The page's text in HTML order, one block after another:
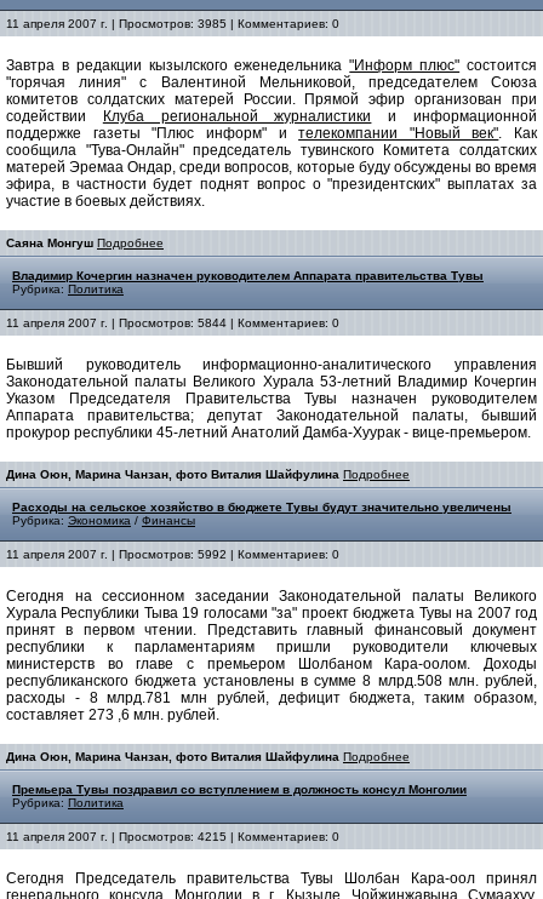
11 апреля 2007 г. | Просмотров: 3985 | Комментариев: 0
Завтра в редакции кызылского еженедельника"Информ плюс" состоится
"горячая линия" с Валентиной Мельниковой, председателем Союза
комитетов солдатских матерей России. Прямой эфир организован при
содействии
Клуба региональной журналистики
и информационной
поддержке газеты "Плюс информ" ителекомпании "Новый век". Как
сообщила "Тува-Онлайн" председатель тувинского Комитета солдатских
матерей Эремаа Ондар, среди вопросов, которые буду обсуждены во время
эфира, в частности будет поднят вопрос о "президентских" выплатах за
участие в боевых действиях.
Саяна Монгуш Подробнее
Владимир Кочергин назначен руководителем Аппарата правительства Тувы
Рубрика: Политика
11 апреля 2007 г. | Просмотров: 5844 | Комментариев: 0
Бывший руководитель информационно-аналитического управления
Законодательной палаты Великого Хурала 53-летний Владимир Кочергин
Указом Председателя Правительства Тувы назначен руководителем
Аппарата правительства; депутат Законодательной палаты, бывший
прокурор республики 45-летний Анатолий Дамба-Хуурак - вице-премьером.
Дина Оюн, Марина Чанзан, фото Виталия Шайфулина Подробнее
Расходы на сельское хозяйство в бюджете Тувы будут значительно увеличены
Рубрика: Экономика / Финансы
11 апреля 2007 г. | Просмотров: 5992 | Комментариев: 0
Сегодня на сессионном заседании Законодательной палаты Великого
Хурала Республики Тыва 19 голосами "за" проект бюджета Тувы на 2007 год
принят в первом чтении. Представить главный финансовый документ
республики к парламентариям пришли руководители ключевых
министерств во главе с премьером Шолбаном Кара-оолом. Доходы
республиканского бюджета установлены в сумме 8 млрд.508 млн. рублей,
расходы - 8 млрд.781 млн рублей, дефицит бюджета, таким образом,
составляет 273 ,6 млн. рублей.
Дина Оюн, Марина Чанзан, фото Виталия Шайфулина Подробнее
Премьера Тувы поздравил со вступлением в должность консул Монголии
Рубрика: Политика
11 апреля 2007 г. | Просмотров: 4215 | Комментариев: 0
Сегодня Председатель правительства Тувы Шолбан Кара-оол принял